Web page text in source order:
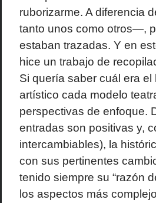
ruborizarme. A diferencia
tanto unos como otros—,
estaban trazadas. Y en
hice un trabajo de
Si quería saber cuál era
artístico cada modelo
perspectivas de enfoque.
entradas son positivas y,
intercambiables), la
con sus pertinentes
tenido siempre su “razón
los aspectos más